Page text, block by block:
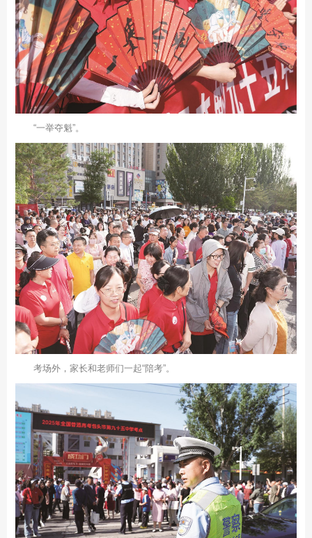
“一举夺魁”。
考场外，家长和老师们一起“陪考”。